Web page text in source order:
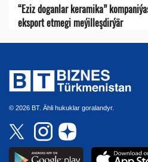
“Eziz doganlar keramika”
eksport etmegi meýilleşdirýär
© 2026 BT. Ähli hukuklar goralandyr.